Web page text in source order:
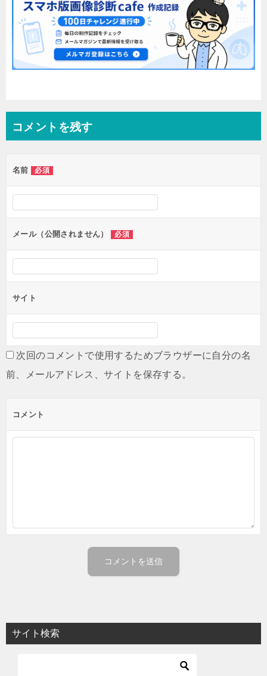
コメントを残す
名前 必須
メール（公開されません） 必須
サイト
次回のコメントで使用するためブラウザーに自分の名
前、メールアドレス、サイトを保存する。
コメント
サイト検索